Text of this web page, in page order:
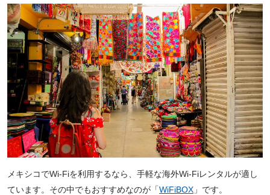
メキシコでWi-Fiを利用するなら、手軽な海外Wi-Fiレンタルが適し
ています。その中でもおすすめなのが「WiFiBOX 」です。